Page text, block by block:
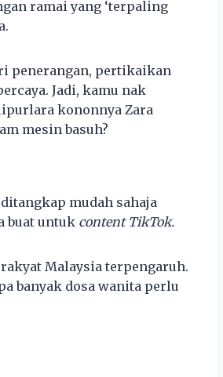
ramai yang ‘terpaling
penerangan, pertikaikan
Jadi, kamu nak
kononnya Zara
mesin basuh?
mudah sahaja
buat untuk content TikTok.
Malaysia terpengaruh.
banyak dosa wanita perlu